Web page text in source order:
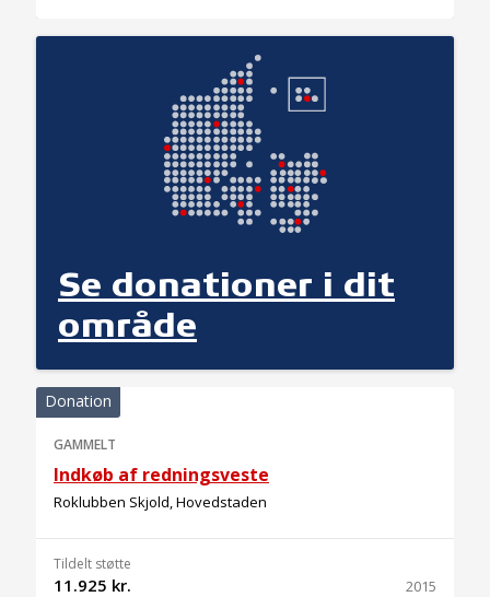
Se donationer i dit
område
Donation
GAMMELT
Indkøb af redningsveste
Roklubben Skjold, Hovedstaden
Tildelt støtte
11.925 kr. 2015